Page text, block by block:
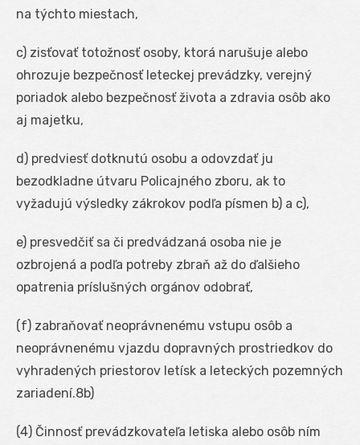
na týchto miestach,
c) zisťovať totožnosť osoby, ktorá narušuje alebo
ohrozuje bezpečnosť leteckej prevádzky, verejný
poriadok alebo bezpečnosť života a zdravia osôb ako
aj majetku,
d) predviesť dotknutú osobu a odovzdať ju
bezodkladne útvaru Policajného zboru, ak to
vyžadujú výsledky zákrokov podľa písmen b) a c),
e) presvedčiť sa či predvádzaná osoba nie je
ozbrojená a podľa potreby zbraň až do ďalšieho
opatrenia príslušných orgánov odobrať,
(f) zabraňovať neoprávnenému vstupu osôb a
neoprávnenému vjazdu dopravných prostriedkov do
vyhradených priestorov letísk a leteckých pozemných
zariadení.8b)
(4) Činnosť prevádzkovateľa letiska alebo osôb ním